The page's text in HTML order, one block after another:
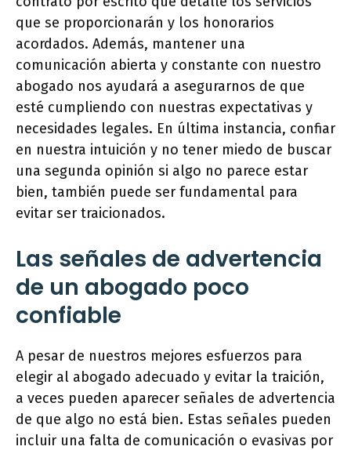
que se proporcionarán y los honorarios
acordados. Además, mantener una
comunicación abierta y constante con nuestro
abogado nos ayudará a asegurarnos de que
esté cumpliendo con nuestras expectativas y
necesidades legales. En última instancia, confiar
en nuestra intuición y no tener miedo de buscar
una segunda opinión si algo no parece estar
bien, también puede ser fundamental para
evitar ser traicionados.
Las señales de advertencia
de un abogado poco
confiable
A pesar de nuestros mejores esfuerzos para
elegir al abogado adecuado y evitar la traición,
a veces pueden aparecer señales de advertencia
de que algo no está bien. Estas señales pueden
incluir una falta de comunicación o evasivas por